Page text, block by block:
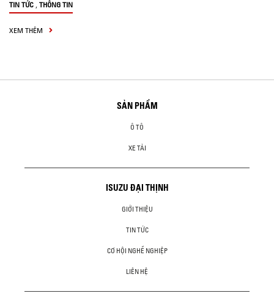
TIN TỨC , THÔNG TIN
XEM THÊM
SẢN PHẨM
Ô TÔ
XE TẢI
ISUZU ĐẠI THỊNH
GIỚI THIỆU
TIN TỨC
CƠ HỘI NGHỀ NGHIỆP
LIÊN HỆ